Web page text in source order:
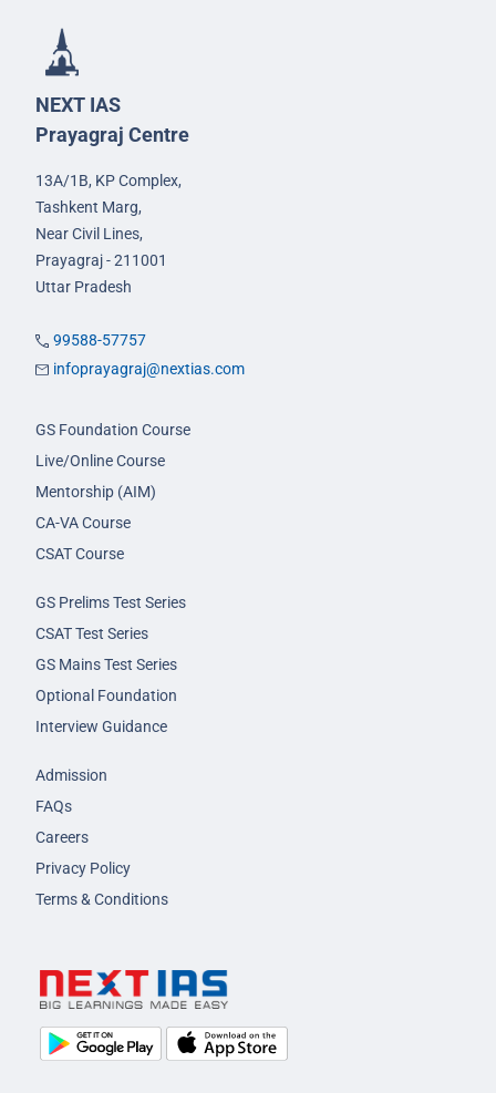
NEXT IAS
Prayagraj Centre
13A/1B, KP Complex,
Tashkent Marg,
Near Civil Lines,
Prayagraj - 211001
Uttar Pradesh
99588-57757
infoprayagraj@nextias.com
GS Foundation Course
Live/Online Course
Mentorship (AIM)
CA-VA Course
CSAT Course
GS Prelims Test Series
CSAT Test Series
GS Mains Test Series
Optional Foundation
Interview Guidance
Admission
FAQs
Careers
Privacy Policy
Terms & Conditions